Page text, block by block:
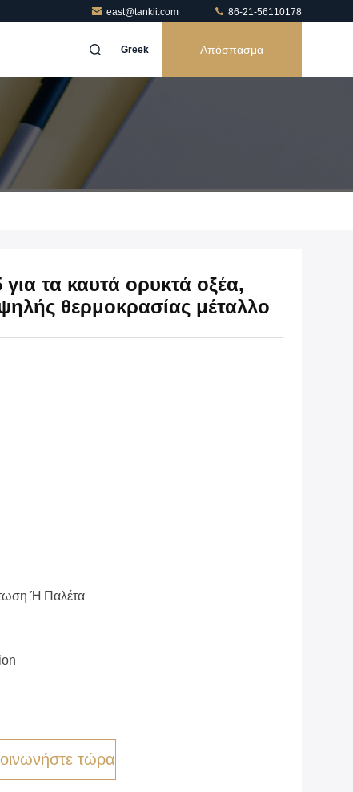
east@tankii.com 86-21-56110178
Greek Απόσπασμα
τα καυτά ορυκτά οξέα,
θερμοκρασίας μέταλλο
Ή Παλέτα
τώρα